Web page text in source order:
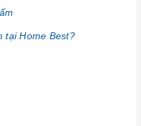
tại Home Best?